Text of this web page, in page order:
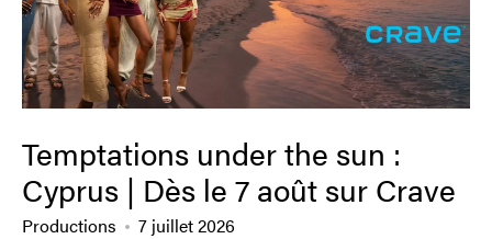
Temptations under the sun :
Cyprus | Dès le 7 août sur Crave
Productions 7 juillet 2026